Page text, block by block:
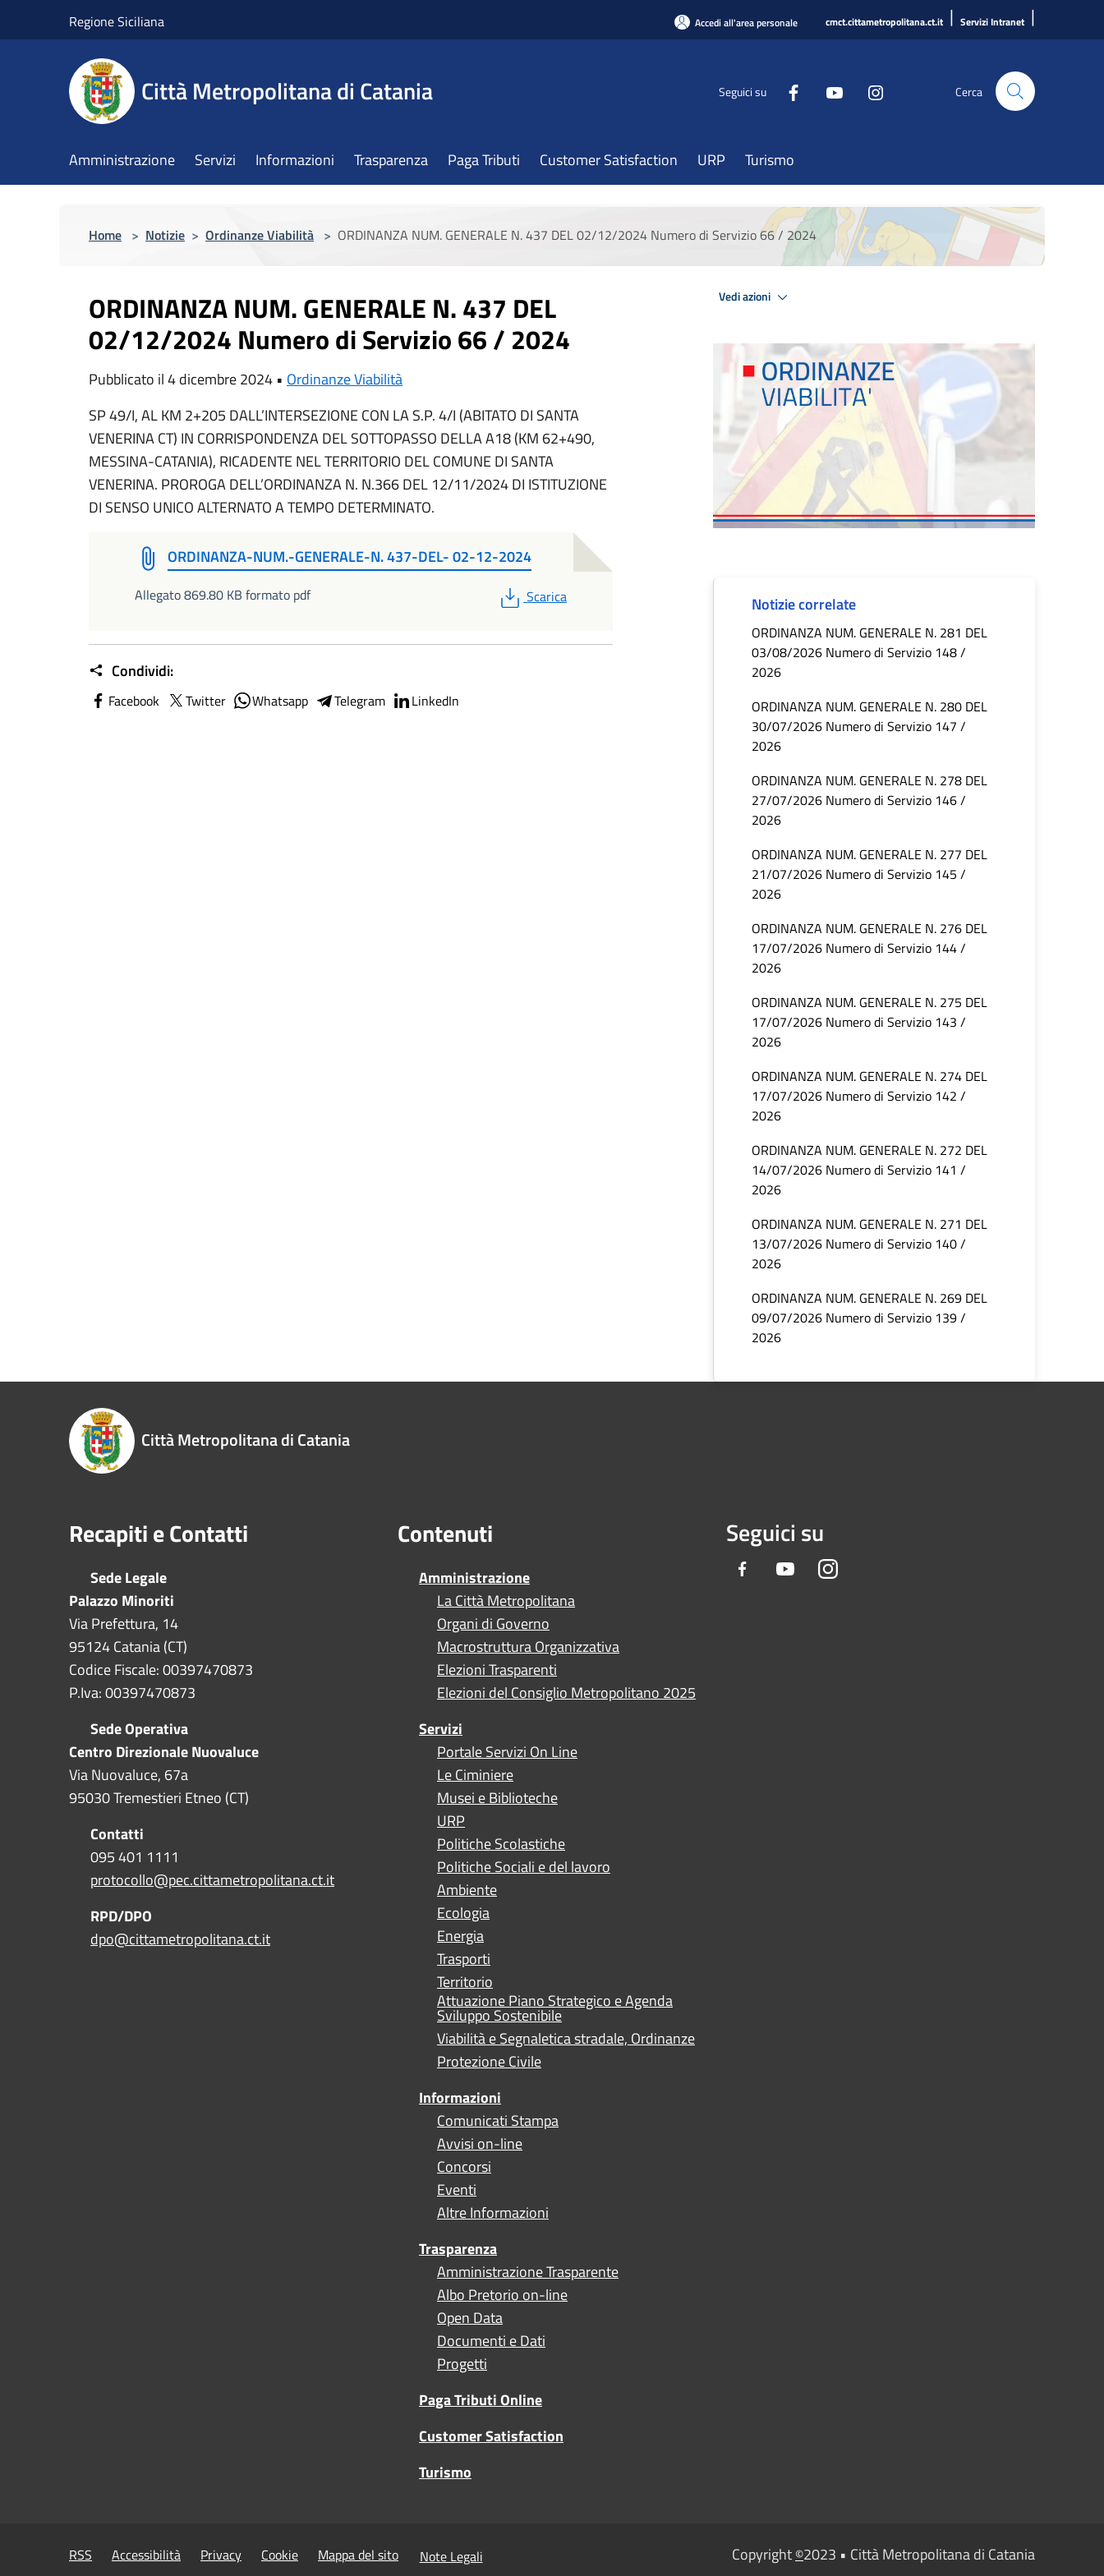
Regione Siciliana Accedi all'area personale cmct.cittametropolitana.ct.it | Servizi Intranet |
Città Metropolitana di Catania Seguici su Cerca
Amministrazione Servizi Informazioni Trasparenza Paga Tributi Customer Satisfaction URP Turismo
Home > Notizie > Ordinanze Viabilità > ORDINANZA NUM. GENERALE N. 437 DEL 02/12/2024 Numero di Servizio 66 / 2024
ORDINANZA NUM. GENERALE N. 437 DEL
02/12/2024 Numero di Servizio 66 / 2024
Pubblicato il 4 dicembre 2024 • Ordinanze Viabilità
SP 49/I, AL KM 2+205 DALL’INTERSEZIONE CON LA S.P. 4/I (ABITATO DI SANTA
VENERINA CT) IN CORRISPONDENZA DEL SOTTOPASSO DELLA A18 (KM 62+490,
MESSINA-CATANIA), RICADENTE NEL TERRITORIO DEL COMUNE DI SANTA
VENERINA. PROROGA DELL’ORDINANZA N. N.366 DEL 12/11/2024 DI ISTITUZIONE
DI SENSO UNICO ALTERNATO A TEMPO DETERMINATO.
ORDINANZA-NUM.-GENERALE-N. 437-DEL- 02-12-2024
Allegato 869.80 KB formato pdf PDF
Scarica
Condividi:
Facebook Twitter Whatsapp Telegram LinkedIn
Vedi azioni
Notizie correlate
ORDINANZA NUM. GENERALE N. 281 DEL
03/08/2026 Numero di Servizio 148 /
2026
ORDINANZA NUM. GENERALE N. 280 DEL
30/07/2026 Numero di Servizio 147 /
2026
ORDINANZA NUM. GENERALE N. 278 DEL
27/07/2026 Numero di Servizio 146 /
2026
ORDINANZA NUM. GENERALE N. 277 DEL
21/07/2026 Numero di Servizio 145 /
2026
ORDINANZA NUM. GENERALE N. 276 DEL
17/07/2026 Numero di Servizio 144 /
2026
ORDINANZA NUM. GENERALE N. 275 DEL
17/07/2026 Numero di Servizio 143 /
2026
ORDINANZA NUM. GENERALE N. 274 DEL
17/07/2026 Numero di Servizio 142 /
2026
ORDINANZA NUM. GENERALE N. 272 DEL
14/07/2026 Numero di Servizio 141 /
2026
ORDINANZA NUM. GENERALE N. 271 DEL
13/07/2026 Numero di Servizio 140 /
2026
ORDINANZA NUM. GENERALE N. 269 DEL
09/07/2026 Numero di Servizio 139 /
2026
Città Metropolitana di Catania
Recapiti e Contatti
Sede Legale
Palazzo Minoriti
Via Prefettura, 14
95124 Catania (CT)
Codice Fiscale: 00397470873
P.Iva: 00397470873
Sede Operativa
Centro Direzionale Nuovaluce
Via Nuovaluce, 67a
95030 Tremestieri Etneo (CT)
Contatti
095 401 1111
protocollo@pec.cittametropolitana.ct.it
RPD/DPO
dpo@cittametropolitana.ct.it
Contenuti
Amministrazione
La Città Metropolitana
Organi di Governo
Macrostruttura Organizzativa
Elezioni Trasparenti
Elezioni del Consiglio Metropolitano 2025
Servizi
Portale Servizi On Line
Le Ciminiere
Musei e Biblioteche
URP
Politiche Scolastiche
Politiche Sociali e del lavoro
Ambiente
Ecologia
Energia
Trasporti
Territorio
Attuazione Piano Strategico e Agenda
Sviluppo Sostenibile
Viabilità e Segnaletica stradale, Ordinanze
Protezione Civile
Informazioni
Comunicati Stampa
Avvisi on-line
Concorsi
Eventi
Altre Informazioni
Trasparenza
Amministrazione Trasparente
Albo Pretorio on-line
Open Data
Documenti e Dati
Progetti
Paga Tributi Online
Customer Satisfaction
Turismo
Seguici su
Facebook YoutubeInstagram
RSS Accessibilità Privacy Cookie Mappa del sito
Note Legali
Copyright ©2023 • Città Metropolitana di Catania